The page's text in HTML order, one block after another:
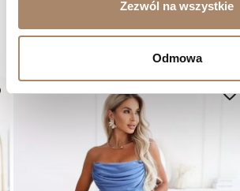
Zezwól na wszystkie
Odmowa
BYĆ MOŻE SPODOBA CI SIĘ...
favorite_border